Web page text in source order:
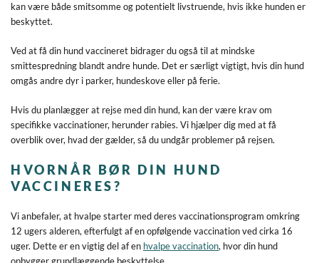
kan være både smitsomme og potentielt livstruende, hvis ikke hunden er
beskyttet.
Ved at få din hund vaccineret bidrager du også til at mindske
smittespredning blandt andre hunde. Det er særligt vigtigt, hvis din hund
omgås andre dyr i parker, hundeskove eller på ferie.
Hvis du planlægger at rejse med din hund, kan der være krav om
specifikke vaccinationer, herunder rabies. Vi hjælper dig med at få
overblik over, hvad der gælder, så du undgår problemer på rejsen.
HVORNÅR BØR DIN HUND
VACCINERES?
Vi anbefaler, at hvalpe starter med deres vaccinationsprogram omkring
12 ugers alderen, efterfulgt af en opfølgende vaccination ved cirka 16
uger. Dette er en vigtig del af en hvalpe vaccination, hvor din hund